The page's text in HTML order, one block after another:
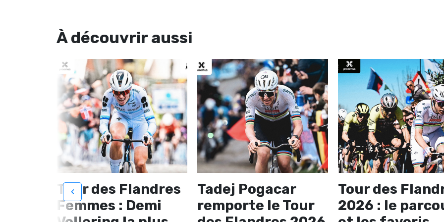
À découvriraussi
Tour des Flandres
Femmes : Demi
Tadej Pogacar
remporte le Tour
Tour des
2026 : le
‹